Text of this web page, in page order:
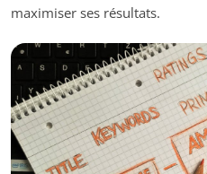
maximiser ses résultats.